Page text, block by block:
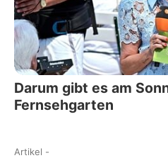
Darum gibt es am
Fernsehgarten
Artikel -